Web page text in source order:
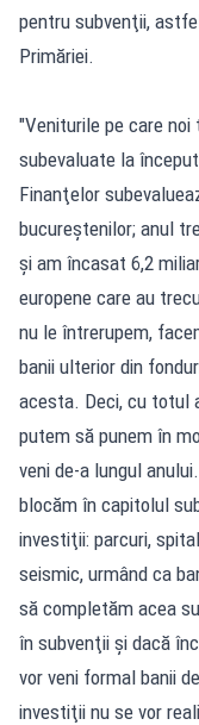
pentru subvenţii,
Primăriei.
"Veniturile pe care
subevaluate la
Finanţelor
bucureştenilor; anul
şi am încasat 6,2
europene care au
nu le întrerupem,
banii ulterior din
acesta. Deci, cu totul
putem să punem în
veni de-a lungul
blocăm în capitolul
investiţii: parcuri,
seismic, urmând ca
să completăm acea
în subvenţii şi dacă
vor veni formal banii
investiţii nu se vor